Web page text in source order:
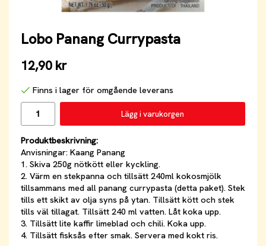
Lobo Panang Currypasta
12,90 kr
Finns i lager för omgående leverans
Lägg i varukorgen
Produktbeskrivning:
Anvisningar: Kaang Panang
1. Skiva 250g nötkött eller kyckling.
2. Värm en stekpanna och tillsätt 240ml kokosmjölk
tillsammans med all panang currypasta (detta paket). Stek
tills ett skikt av olja syns på ytan. Tillsätt kött och stek
tills väl tillagat. Tillsätt 240 ml vatten. Låt koka upp.
3. Tillsätt lite kaffir limeblad och chili. Koka upp.
4. Tillsätt fisksås efter smak. Servera med kokt ris.